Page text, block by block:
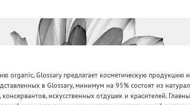
organic, Glossary предлагает косметическую продукцию
в Glossary, минимум на 95% состоят из
искусственных отдушек и красителей.